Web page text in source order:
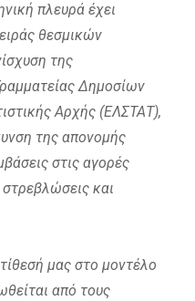
πλευρά έχει
θεσμικών
της
Δημοσίων
Αρχής (ΕΛΣΤΑΤ),
της απονομής
στις αγορές
και
μας στο μοντέλο
από τους